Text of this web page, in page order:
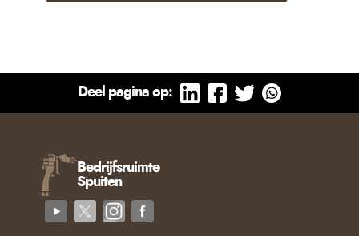
Deel pagina op:
Bedrijfsruimte
Spuiten